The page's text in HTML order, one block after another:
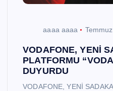
aaaa aaaa
VODAFONE, YENİ
PLATFORMU
DUYURDU
VODAFONE, YENİ